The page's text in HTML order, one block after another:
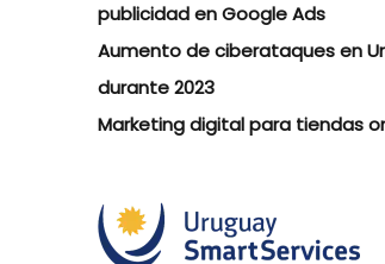
publicidad en Google Ads
Aumento de ciberataques en
durante 2023
Marketing digital para tiendas